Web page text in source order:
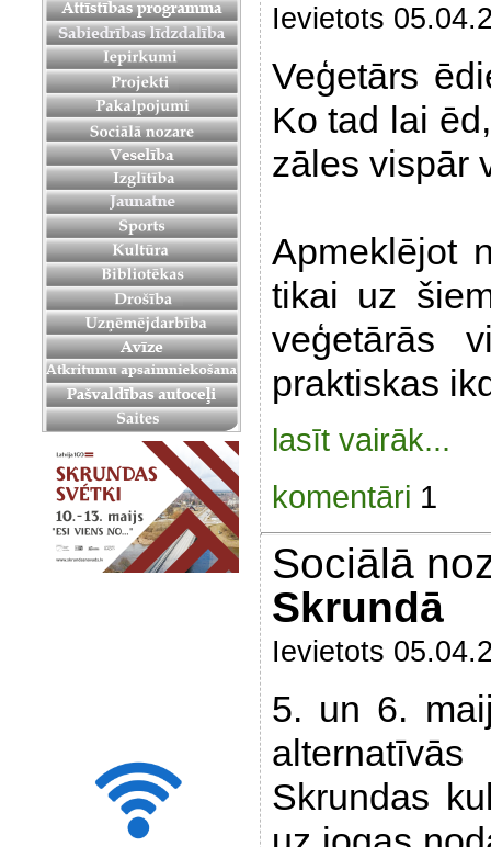
Ievietots
Veģetārs
Ko tad lai
zāles vispār
Apmeklējot
tikai uz
veģetārās
praktiskas
lasīt vairāk...
komentāri 1
Sociālā
Skrundā
Ievietots
5. un 6.
Skrundas